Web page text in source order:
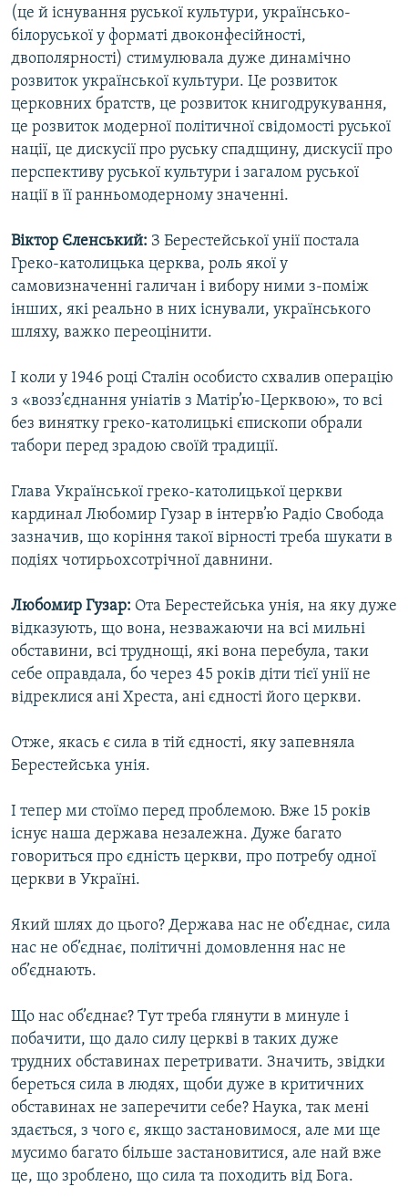
(це й існування руської культури, українсько-
білоруської у форматі двоконфесійності,
двополярності) стимулювала дуже динамічно
розвиток української культури. Це розвиток
церковних братств, це розвиток книгодрукування,
це розвиток модерної політичної свідомості руської
нації, це дискусії про руську спадщину, дискусії про
перспективу руської культури і загалом руської
нації в її ранньомодерному значенні.
Віктор Єленський: З Берестейської унії постала
Греко-католицька церква, роль якої у
самовизначенні галичан і вибору ними з-поміж
інших, які реально в них існували, українського
шляху, важко переоцінити.
І коли у 1946 році Сталін особисто схвалив операцію
з «возз’єднання уніатів з Матір’ю-Церквою», то всі
без винятку греко-католицькі єпископи обрали
табори перед зрадою своїй традиції.
Глава Української греко-католицької церкви
кардинал Любомир Гузар в інтерв’ю Радіо Свобода
зазначив, що коріння такої вірності треба шукати в
подіях чотирьохсотрічної давнини.
Любомир Гузар: Ота Берестейська унія, на яку дуже
відказують, що вона, незважаючи на всі мильні
обставини, всі труднощі, які вона перебула, таки
себе оправдала, бо через 45 років діти тієї унії не
відреклися ані Хреста, ані єдності його церкви.
Отже, якась є сила в тій єдності, яку запевняла
Берестейська унія.
І тепер ми стоїмо перед проблемою. Вже 15 років
існує наша держава незалежна. Дуже багато
говориться про єдність церкви, про потребу одної
церкви в Україні.
Який шлях до цього? Держава нас не об’єднає, сила
нас не об’єднає, політичні домовлення нас не
об’єднають.
Що нас об’єднає? Тут треба глянути в минуле і
побачити, що дало силу церкві в таких дуже
трудних обставинах перетривати. Значить, звідки
береться сила в людях, щоби дуже в критичних
обставинах не заперечити себе? Наука, так мені
здається, з чого є, якщо застановимося, але ми ще
мусимо багато більше застановитися, але най вже
це, що зроблено, що сила та походить від Бога.